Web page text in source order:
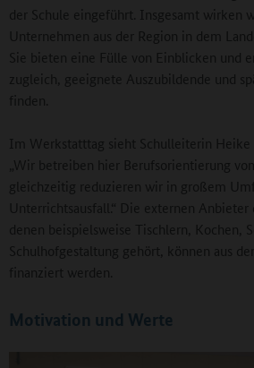
der Schule eingeführt. Insgesamt wirken
Unternehmen aus der Region in dem
Sie bieten eine Fülle von Einblicken und
zugleich, geeignete Auszubildende und
finden.
Im Werkstatttag sieht Schulleiterin Heike
„Wir betreiben hier Berufsorientierung
gleichzeitig reduzieren wir in großem
Unterrichtsausfall.“ Die externen
denen beispielsweise Tischlern, Kochen,
Schulhofgestaltung gehört, können aus
finanziert werden.
Motivation und Werte